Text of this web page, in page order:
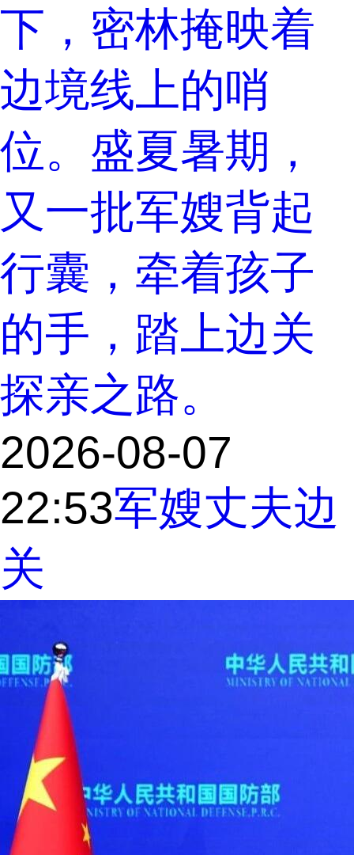
下，密林掩映着
边境线上的哨
位。盛夏暑期，
又一批军嫂背起
行囊，牵着孩子
的手，踏上边关
探亲之路。
2026-08-07
22:53军嫂丈夫边
关